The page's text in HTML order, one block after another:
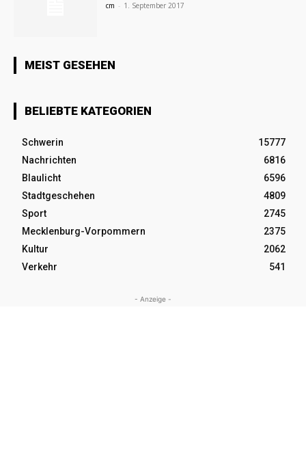
cm - 1. September 2017
MEIST GESEHEN
BELIEBTE KATEGORIEN
Schwerin
15777
Nachrichten
6816
Blaulicht
6596
Stadtgeschehen
4809
Sport
2745
Mecklenburg-Vorpommern
2375
Kultur
2062
Verkehr
541
- Anzeige -